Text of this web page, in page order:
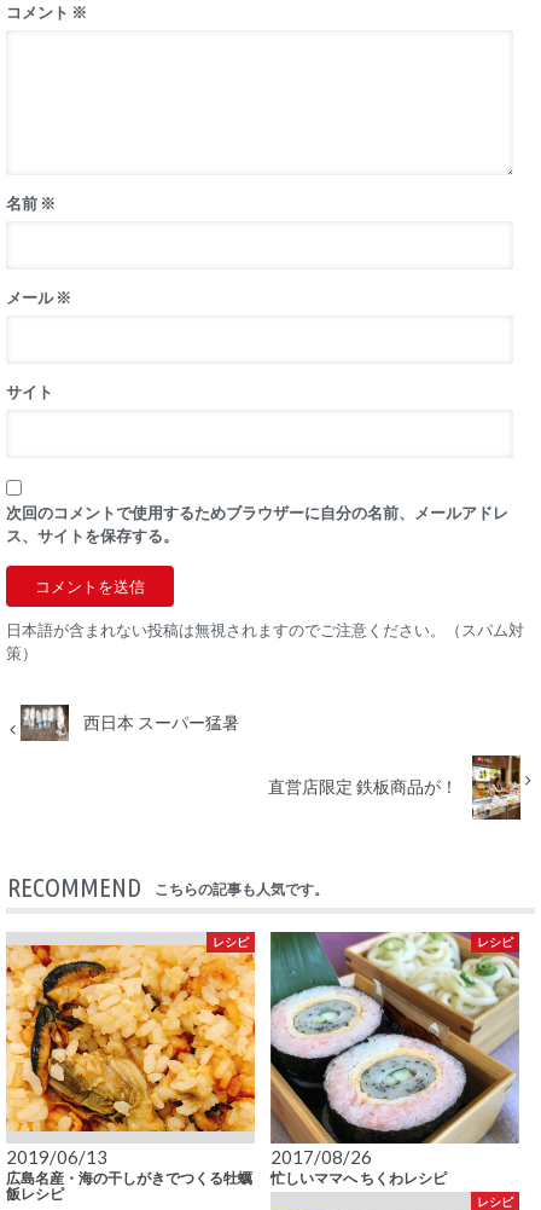
コメント ※
名前 ※
メール※
サイト
次回のコメントで使用するためブラウザーに自分の名前、メールアドレ
ス、サイトを保存する。
日本語が含まれない投稿は無視されますのでご注意ください。（スパム対
策）
西日本 スーパー猛暑
直営店限定 鉄板商品が！
RECOMMEND こちらの記事も人気です。
レシピ
2019/06/13
広島名産・海の干しがきでつくる牡蠣
飯レシピ
レシピ
2017/08/26
忙しいママへ ちくわレシピ
レシピ